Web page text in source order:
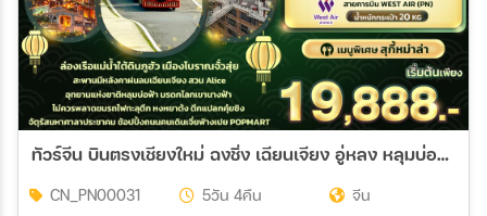
ทัวร์จีน บินตรงเชียงใหม่ ฉงชิ่ง เฉียนเจียง อู่หลง หลุมบ่อฟ้า เขานางฟ้า (ทัวร์ไม่ลงร้านช้อป) 5วัน 4คืน (PN)
CN_PN00031 5วัน 4คืน
จีน